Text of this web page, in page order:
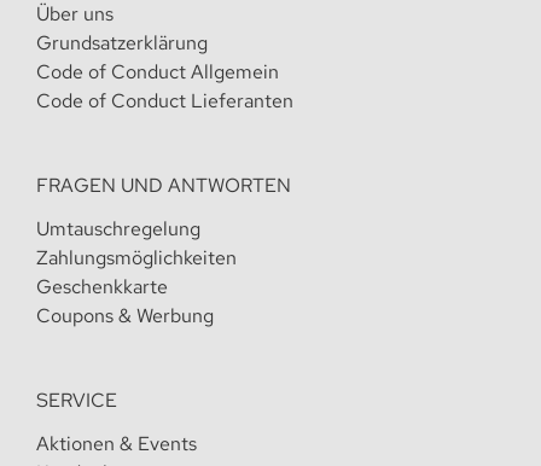
Über uns
Grundsatzerklärung
Code of Conduct Allgemein
Code of Conduct Lieferanten
FRAGEN UND ANTWORTEN
Umtauschregelung
Zahlungsmöglichkeiten
Geschenkkarte
Coupons & Werbung
SERVICE
Aktionen & Events